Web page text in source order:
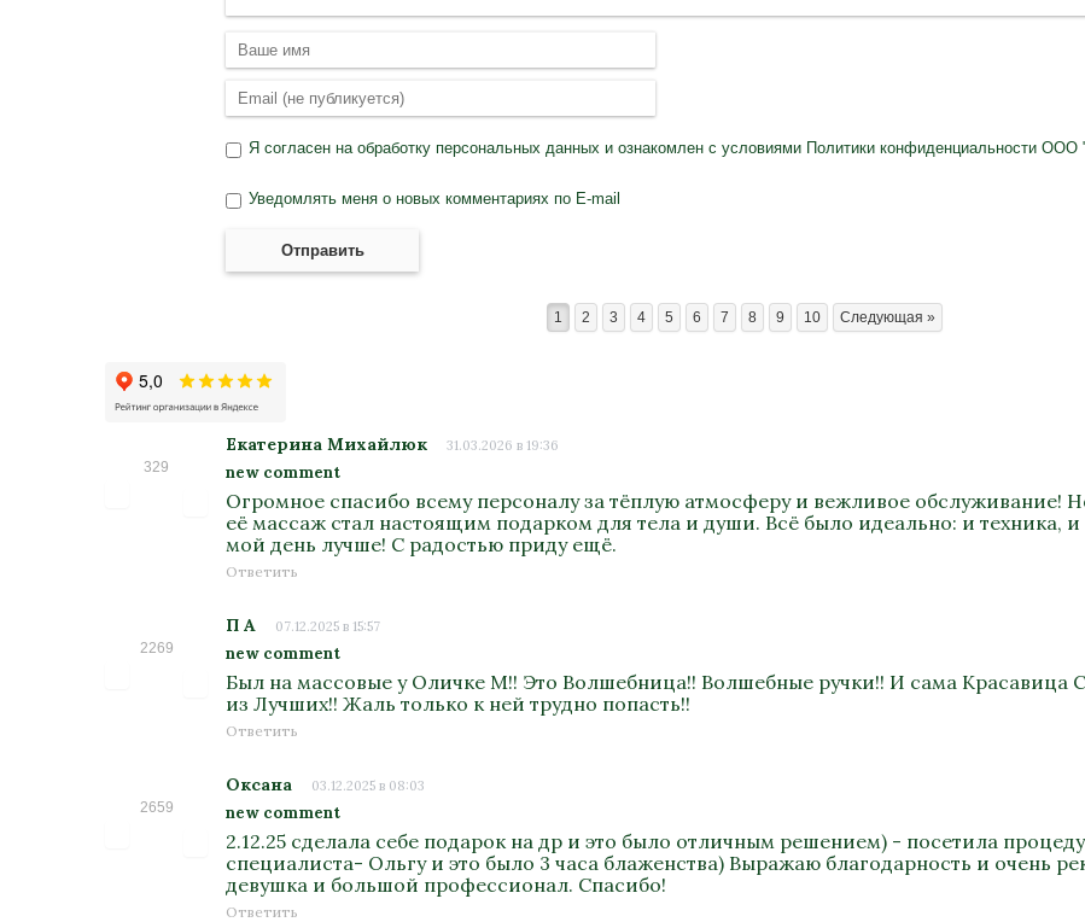
Я согласен на обработку персональных данных и ознакомлен с условиями Политики конфиденциальности ООО
Уведомлять меня о новых комментариях по E-mail
Отправить
1 2 3 4 5 6 7 8 9 10 Следующая »
329
Екатерина Михайлюк 31.03.2026 в 19:36
new comment
Огромное спасибо всему персоналу за тёплую атмосферу и вежливое обслуживание!
её массаж стал настоящим подарком для тела и души. Всё было идеально: и техника,
мой день лучше! С радостью приду ещё.
Ответить
2269
П А 07.12.2025 в 15:57
new comment
Был на массовые у Оличке М!! Это Волшебница!! Волшебные ручки!! И сама Красавица
из Лучших!! Жаль только к ней трудно попасть!!
Ответить
2659
Оксана 03.12.2025 в 08:03
new comment
2.12.25 сделала себе подарок на др и это было отличным решением) - посетила
специалиста- Ольгу и это было 3 часа блаженства) Выражаю благодарность и очень
девушка и большой профессионал. Спасибо!
Ответить